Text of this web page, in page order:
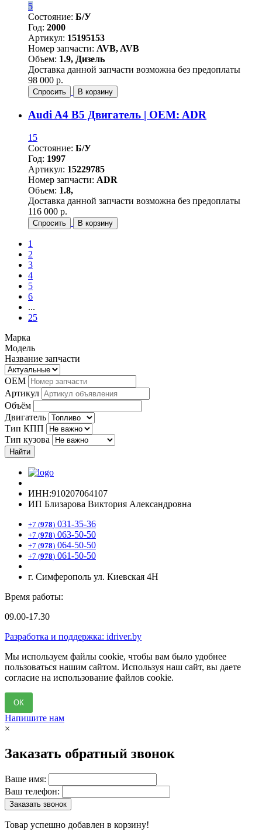
5
Состояние: Б/У
Год: 2000
Артикул: 15195153
Номер запчасти: AVB, AVB
Объем: 1.9, Дизель
Доставка данной запчасти возможна без предоплаты
98 000 р.
Спросить В корзину
Audi A4 B5 Двигатель | OEM: ADR
15
Состояние: Б/У
Год: 1997
Артикул: 15229785
Номер запчасти: ADR
Объем: 1.8,
Доставка данной запчасти возможна без предоплаты
116 000 р.
Спросить В корзину
1
2
3
4
5
6
...
25
Марка
Модель
Название запчасти
OEM
Артикул
Объём
Двигатель
Тип КПП
Тип кузова
Найти
ИНН:910207064107
ИП Близарова Виктория Александровна
+7 (978) 031-35-36
+7 (978) 063-50-50
+7 (978) 064-50-50
+7 (978) 061-50-50
г. Симферополь ул. Киевская 4Н
Время работы:
09.00-17.30
Разработка и поддержка: idriver.by
Мы используем файлы cookie, чтобы вам было удобнее
пользоваться нашим сайтом. Используя наш сайт, вы даете
согласие на использование файлов cookie.
ОК
Напишите нам
×
Заказать обратный звонок
Ваше имя:
Ваш телефон:
Заказать звонок
Товар успешно добавлен в корзину!